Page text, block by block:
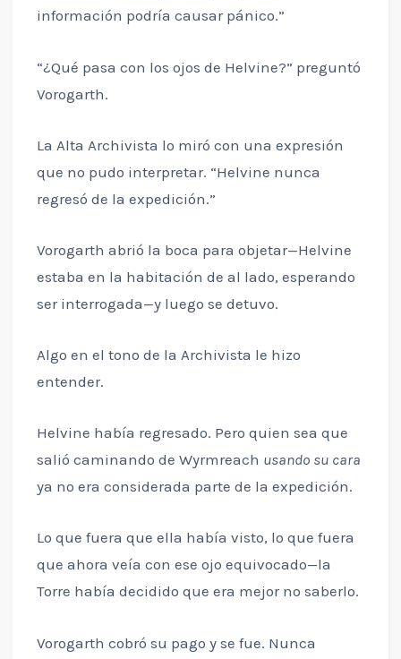
información podría causar pánico.”
“¿Qué pasa con los ojos de Helvine?” preguntó
Vorogarth.
La Alta Archivista lo miró con una expresión
que no pudo interpretar. “Helvine nunca
regresó de la expedición.”
Vorogarth abrió la boca para objetar—Helvine
estaba en la habitación de al lado, esperando
ser interrogada—y luego se detuvo.
Algo en el tono de la Archivista le hizo
entender.
Helvine había regresado. Pero quien sea que
salió caminando de Wyrmreach usando su cara
ya no era considerada parte de la expedición.
Lo que fuera que ella había visto, lo que fuera
que ahora veía con ese ojo equivocado—la
Torre había decidido que era mejor no saberlo.
Vorogarth cobró su pago y se fue. Nunca